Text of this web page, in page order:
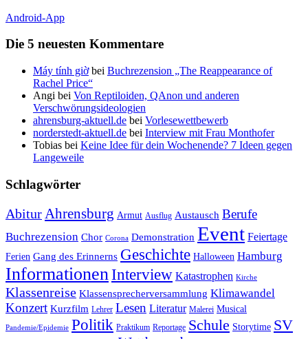
Android-App
Die 5 neuesten Kommentare
Máy tính giờbei Buchrezension „The Reappearance of
Rachel Price“
Angi bei Von Reptiloiden, QAnon und anderen
Verschwörungsideologien
ahrensburg-aktuell.de bei Vorlesewettbewerb
norderstedt-aktuell.de bei Interview mit Frau Monthofer
Tobias bei Keine Idee für dein Wochenende? 7 Ideen gegen
Langeweile
Schlagwörter
Abitur Ahrensburg Armut Ausflug Austausch Berufe
Buchrezension Chor Corona Demonstration Event Feiertage
Ferien Gang des Erinnerns Geschichte Halloween Hamburg
Informationen Interview Katastrophen Kirche
Klassenreise Klassensprecherversammlung Klimawandel
Konzert Kurzfilm Lehrer Lesen Literatur Malerei Musical
Pandemie/Epidemie Politik Praktikum Reportage Schule Storytime SV